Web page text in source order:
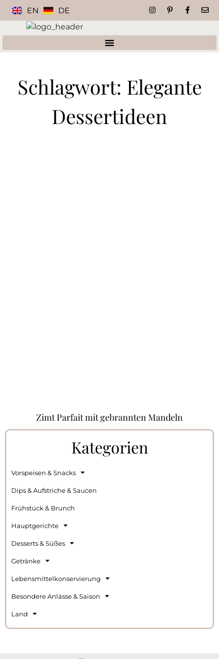
EN DE
Schlagwort: Elegante
Dessertideen
Zimt Parfait mit gebrannten Mandeln
Kategorien
Vorspeisen & Snacks
Dips & Aufstriche & Saucen
Frühstück & Brunch
Hauptgerichte
Desserts & Süßes
Getränke
Lebensmittelkonservierung
Besondere Anlässe & Saison
Land